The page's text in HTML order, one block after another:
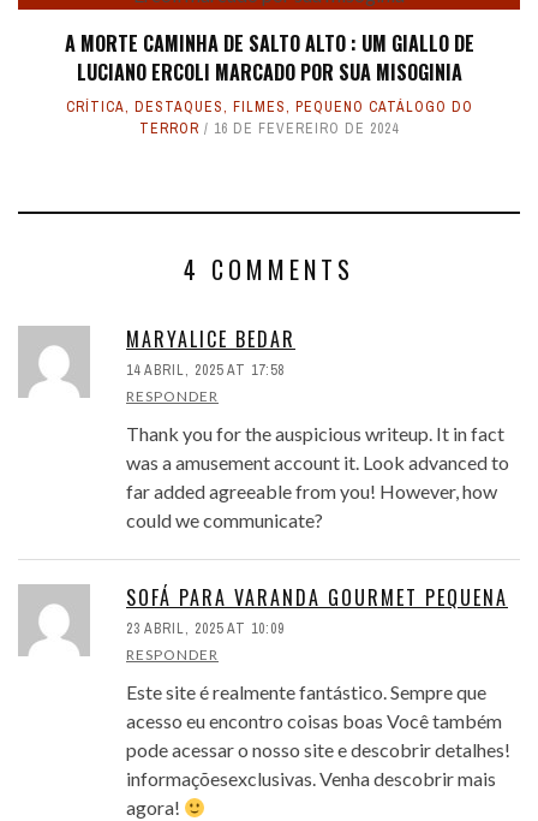
A MORTE CAMINHA DE SALTO ALTO : UM GIALLO DE
LUCIANO ERCOLI MARCADO POR SUA MISOGINIA
CRÍTICA, DESTAQUES, FILMES, PEQUENO CATÁLOGO DO
TERROR
16 DE FEVEREIRO DE 2024
4 COMMENTS
MARYALICE BEDAR
14 ABRIL, 2025 AT 17:58
RESPONDER
Thank you for the auspicious writeup. It in fact
was a amusement account it. Look advanced to
far added agreeable from you! However, how
could we communicate?
SOFÁ PARA VARANDA GOURMET PEQUENA
23 ABRIL, 2025 AT 10:09
RESPONDER
Este site é realmente fantástico. Sempre que
acesso eu encontro coisas boas Você também
pode acessar o nosso site e descobrir detalhes!
informaçõesexclusivas. Venha descobrir mais
agora!